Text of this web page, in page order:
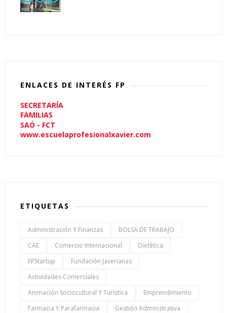
ENLACES DE INTERÉS FP
SECRETARÍA
FAMILIAS
SAÓ - FCT
www.escuelaprofesionalxavier.com
ETIQUETAS
Administración Y Finanzas
BOLSA DE TRABAJO
CAE
Comercio Internacional
Dietética
FPStartup
Fundación Javerianas
Actividades Comerciales
Animación Sociocultural Y Turística
Emprendimiento
Farmacia Y Parafarmacia
Gestión Administrativa